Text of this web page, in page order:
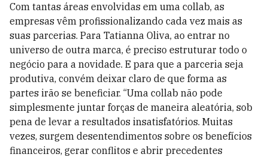
Com tantas áreas envolvidas em uma collab, as
empresas vêm profissionalizando cada vez mais as
suas parcerias. Para Tatianna Oliva, ao entrar no
universo de outra marca, é preciso estruturar todo o
negócio para a novidade. E para que a parceria seja
produtiva, convém deixar claro de que forma as
partes irão se beneficiar. “Uma collab não pode
simplesmente juntar forças de maneira aleatória, sob
pena de levar a resultados insatisfatórios. Muitas
vezes, surgem desentendimentos sobre os benefícios
financeiros, gerar conflitos e abrir precedentes